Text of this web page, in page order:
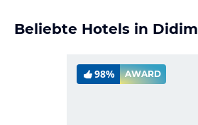
Beliebte Hotels in Didim
98% AWARD